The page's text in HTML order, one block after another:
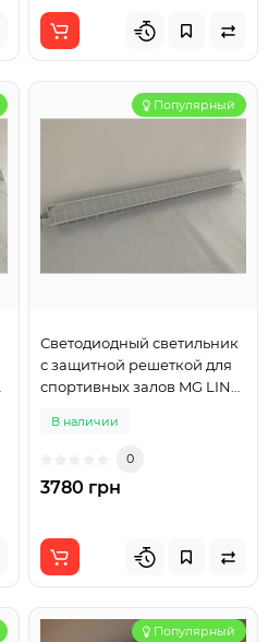
Популярный
Светодиодный светильник
с защитной решеткой для
спортивных залов MG LINE
В наличии
0
3780 грн
Популярный